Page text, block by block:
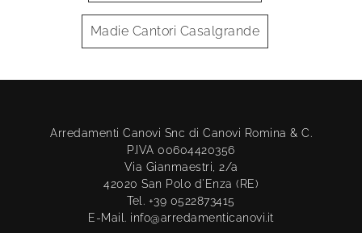
Madie Cantori Casalgrande
Arredamenti Canovi Snc di Canovi Romina & C.
P.IVA 00604420356
Via Gianmaestri, 2/a
42020 San Polo d'Enza (RE)
Tel. +39 0522873415
E-Mail. info@arredamenticanovi.it